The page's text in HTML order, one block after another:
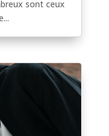
sont ceux